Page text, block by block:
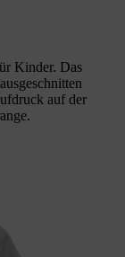
Kinder. Das
auf der